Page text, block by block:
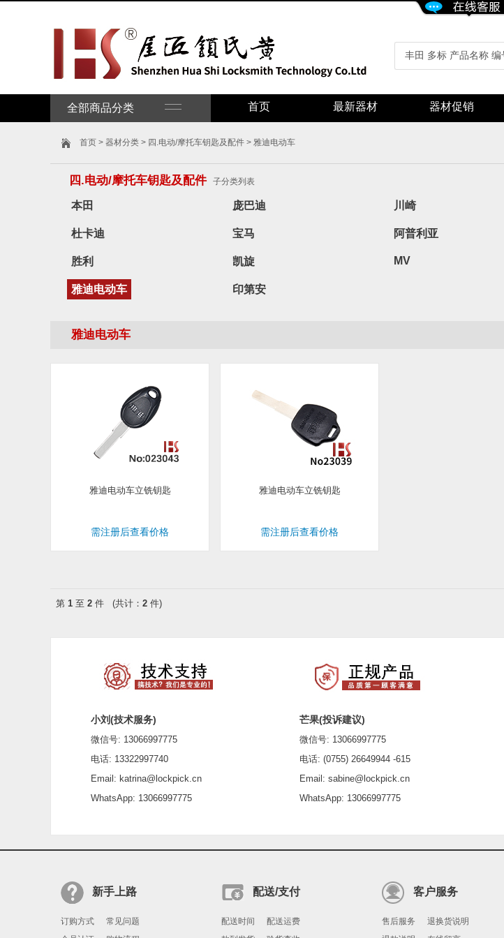
全部商品分类 首页 最新器材 器材促销
首页 > 器材分类 > 四.电动/摩托车钥匙及配件 > 雅迪电动车
四.电动/摩托车钥匙及配件 子分类列表
本田 庞巴迪 川崎
杜卡迪 宝马 阿普利亚
胜利 凯旋 MV
雅迪电动车 印第安
雅迪电动车
雅迪电动车立铣钥匙
需注册后查看价格
雅迪电动车立铣钥匙
需注册后查看价格
第 1 至 2 件 (共计： 2 件)
小刘(技术服务)
微信号: 13066997775
电话: 13322997740
Email: katrina@lockpick.cn
WhatsApp: 13066997775
芒果(投诉建议)
微信号: 13066997775
电话: (0755) 26649944 -615
Email: sabine@lockpick.cn
WhatsApp: 13066997775
新手上路
订购方式
常见问题
配送/支付
配送时间
配送运费
客户服务
售后服务
退换货说明